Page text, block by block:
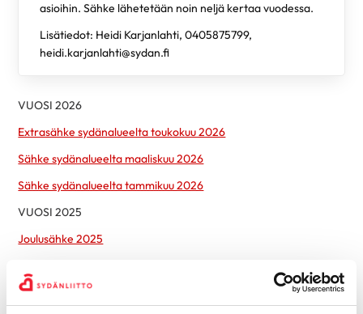
asioihin. Sähke lähetetään noin neljä kertaa vuodessa.
Lisätiedot: Heidi Karjanlahti, 0405875799,
heidi.karjanlahti@sydan.fi
VUOSI 2026
Extrasähke sydänalueelta toukokuu 2026
Sähke sydänalueelta maaliskuu 2026
Sähke sydänalueelta tammikuu 2026
VUOSI 2025
Joulusähke 2025
Sähke sydänalueelta elokuu 2025